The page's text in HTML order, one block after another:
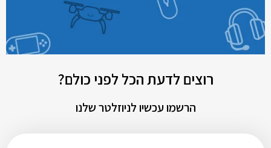
רוצים לדעת הכל לפני כולם?
הרשמו עכשיו לניוזלטר שלנו